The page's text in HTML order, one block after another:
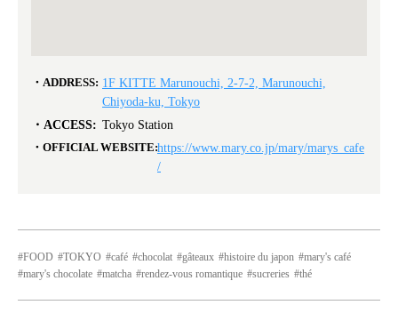
ADDRESS: 1F KITTE Marunouchi, 2-7-2, Marunouchi,
Chiyoda-ku, Tokyo
ACCESS: Tokyo Station
OFFICIAL WEBSITE:https://www.mary.co.jp/mary/marys_cafe
/
FOOD TOKYO café chocolat gâteaux histoire du japon
mary's café
mary's chocolate
matcha rendez-vous romantique sucreries thé